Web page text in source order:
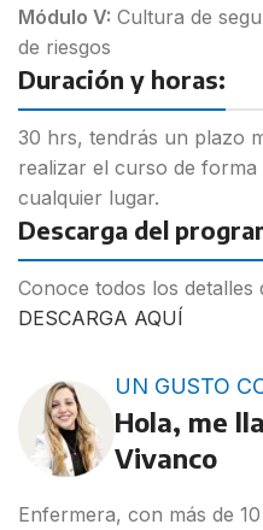
Módulo V: Cultura de
de riesgos
Duración y horas:
30 hrs, tendrás un plazo
realizar el curso de
cualquier lugar.
Descarga del
Conoce todos los
DESCARGA AQUÍ
UN GUSTO
Hola, me
Vivanco
Enfermera, con más de